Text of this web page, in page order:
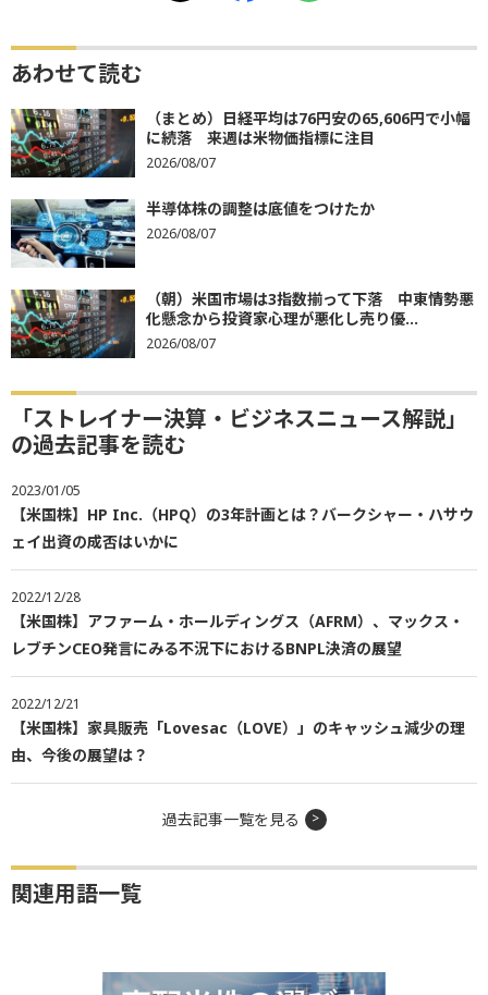
あわせて読む
（まとめ）日経平均は76円安の65,606円で小幅
に続落 来週は米物価指標に注目
2026/08/07
半導体株の調整は底値をつけたか
2026/08/07
（朝）米国市場は3指数揃って下落 中東情勢悪
化懸念から投資家心理が悪化し売り優...
2026/08/07
「ストレイナー決算・ビジネスニュース解説」
の過去記事を読む
2023/01/05
【米国株】HP Inc.（HPQ）の3年計画とは？バークシャー・ハサウ
ェイ出資の成否はいかに
2022/12/28
【米国株】アファーム・ホールディングス（AFRM）、マックス・
レブチンCEO発言にみる不況下におけるBNPL決済の展望
2022/12/21
【米国株】家具販売「Lovesac（LOVE）」のキャッシュ減少の理
由、今後の展望は？
過去記事一覧を見る
関連用語一覧